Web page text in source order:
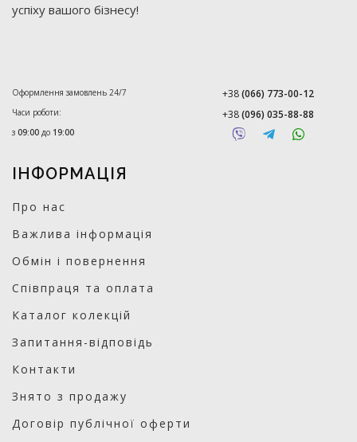
успіху вашого бізнесу!
Оформлення замовлень 24/7
Часи роботи:
з 09:00 до 19:00
+38(066) 773-00-12
+38(096) 035-88-88
ІНФОРМАЦІЯ
Про нас
Важлива інформація
Обмін і повернення
Співпраця та оплата
Каталог колекцій
Запитання-відповідь
Контакти
Знято з продажу
Договір публічної оферти